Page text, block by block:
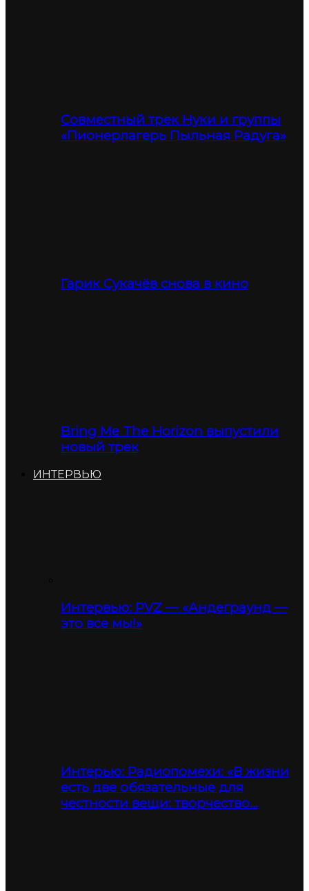
Совместный трек Нуки и группы
«Пионерлагерь Пыльная Радуга»
Гарик Сукачёв снова в кино
Bring Me The Horizon выпустили
новый трек
ИНТЕРВЬЮ
Интервью: PVZ — «Андеграунд —
это все мы!»
Интерью: Радиопомехи: «В жизни
есть две обязательные для
честности вещи: творчество…